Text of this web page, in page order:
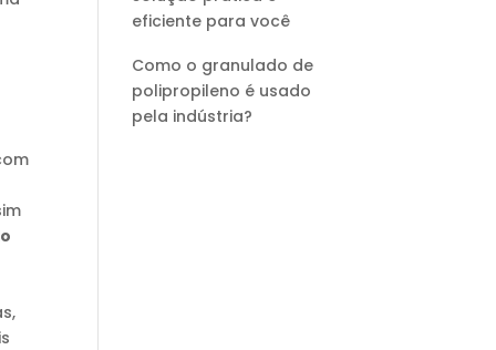
eficiente para você
Como o granulado de
polipropileno é usado
pela indústria?